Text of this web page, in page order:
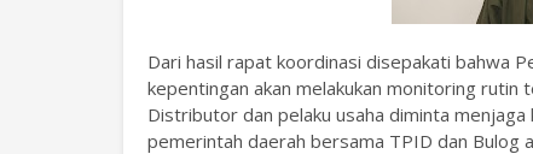
Dari hasil rapat koordinasi disepakati bahwa
kepentingan akan melakukan monitoring
Distributor dan pelaku usaha diminta
pemerintah daerah bersama TPID dan Bulog